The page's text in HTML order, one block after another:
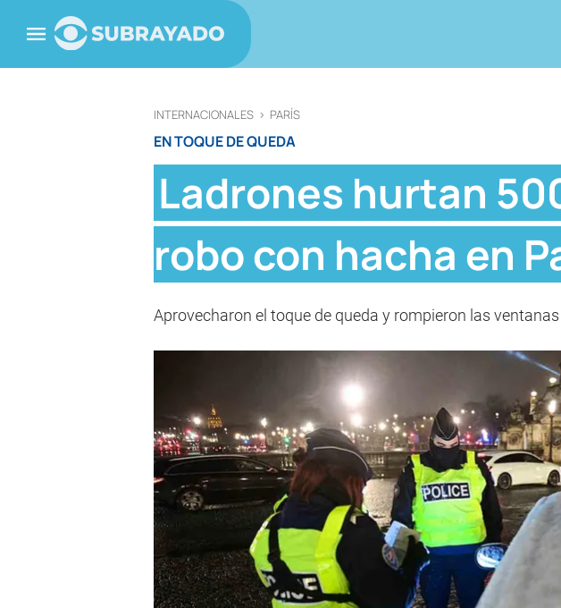
INTERNACIONALES > PARÍS
EN TOQUE DE QUEDA
Ladrones hurtan
robo con hacha en
Aprovecharon el toque de queda y rompieron las